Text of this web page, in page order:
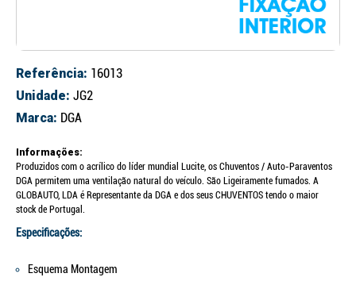
Referência: 16013
Unidade: JG2
Marca: DGA
Informações:
Produzidos com o acrílico do líder mundial Lucite, os Chuventos / Auto-Paraventos
DGA permitem uma ventilação natural do veículo. São Ligeiramente fumados. A
GLOBAUTO, LDA é Representante da DGA e dos seus CHUVENTOS tendo o maior
stock de Portugal.
Especificações:
Esquema Montagem